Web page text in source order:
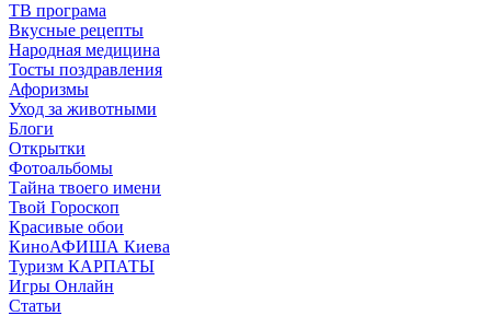
ТВ програма
Вкусные рецепты
Народная медицина
Тосты поздравления
Афоризмы
Уход за животными
Блоги
Открытки
Фотоальбомы
Тайна твоего имени
Твой Гороскоп
Красивые обои
КиноАФИША Киева
Туризм КАРПАТЫ
Игры Онлайн
Статьи